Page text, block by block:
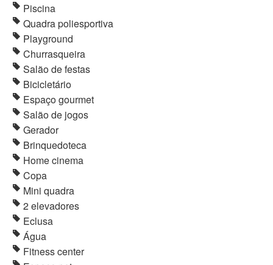
Piscina
Quadra poliesportiva
Playground
Churrasqueira
Salão de festas
Bicicletário
Espaço gourmet
Salão de jogos
Gerador
Brinquedoteca
Home cinema
Copa
Mini quadra
2 elevadores
Eclusa
Água
Fitness center